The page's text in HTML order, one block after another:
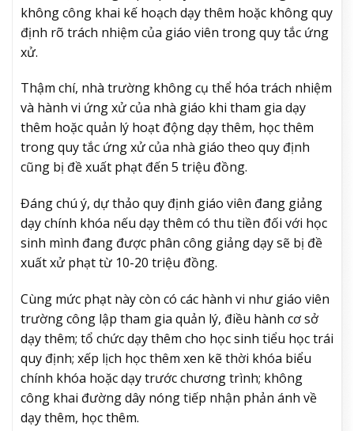
không công khai kế hoạch dạy thêm hoặc không quy
định rõ trách nhiệm của giáo viên trong quy tắc ứng
xử.
Thậm chí, nhà trường không cụ thể hóa trách nhiệm
và hành vi ứng xử của nhà giáo khi tham gia dạy
thêm hoặc quản lý hoạt động dạy thêm, học thêm
trong quy tắc ứng xử của nhà giáo theo quy định
cũng bị đề xuất phạt đến 5 triệu đồng.
Đáng chú ý, dự thảo quy định giáo viên đang giảng
dạy chính khóa nếu dạy thêm có thu tiền đối với học
sinh mình đang được phân công giảng dạy sẽ bị đề
xuất xử phạt từ 10-20 triệu đồng.
Cùng mức phạt này còn có các hành vi như giáo viên
trường công lập tham gia quản lý, điều hành cơ sở
dạy thêm; tổ chức dạy thêm cho học sinh tiểu học trái
quy định; xếp lịch học thêm xen kẽ thời khóa biểu
chính khóa hoặc dạy trước chương trình; không
công khai đường dây nóng tiếp nhận phản ánh về
dạy thêm, học thêm.